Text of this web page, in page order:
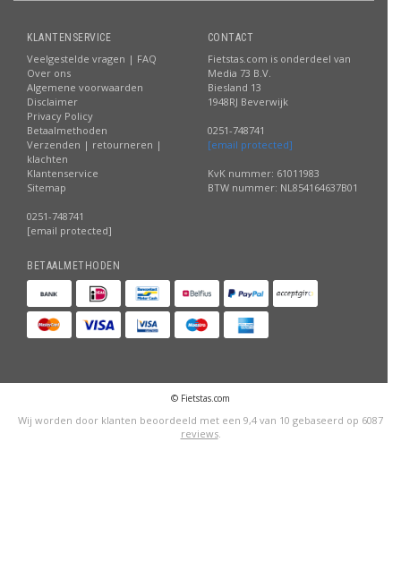
KLANTENSERVICE
Veelgestelde vragen | FAQ
Over ons
Algemene voorwaarden
Disclaimer
Privacy Policy
Betaalmethoden
Verzenden | retourneren |
klachten
Klantenservice
Sitemap
0251-748741
[email protected]
CONTACT
Fietstas.com is onderdeel van
Media 73 B.V.
Biesland 13
1948RJ Beverwijk
0251-748741
[email protected]
KvK nummer: 61011983
BTW nummer: NL854164637B01
BETAALMETHODEN
© Fietstas.com
Wij worden door klanten beoordeeld met een 9,4 van 10 gebaseerd op 6087
reviews.